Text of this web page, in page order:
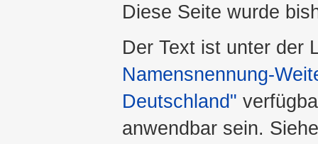
Diese Seite wurde
Der Text ist unter der
Namensnennung-
Deutschland"
anwendbar sein.